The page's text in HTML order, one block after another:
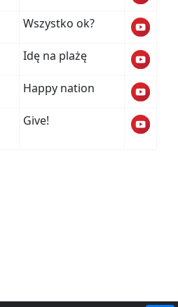
Wszystko ok?
Idę na plażę
Happy nation
Give!